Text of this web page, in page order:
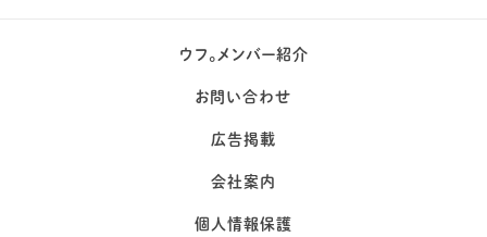
ウフ。メンバー紹介
お問い合わせ
広告掲載
会社案内
個人情報保護